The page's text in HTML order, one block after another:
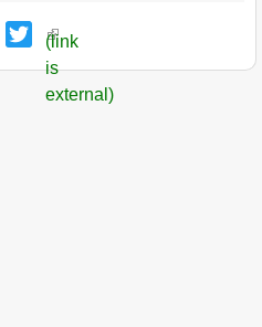
Facebook
Twitter
(link
is
external)